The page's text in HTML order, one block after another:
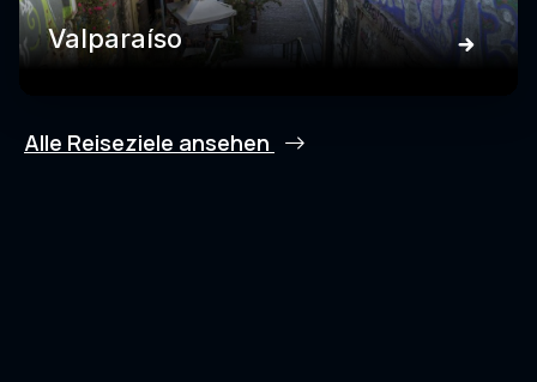
Valparaíso
Alle Reiseziele ansehen